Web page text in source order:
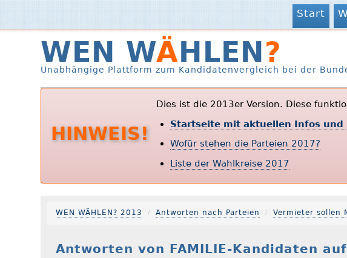
Start
WEN WÄHLEN?
Unabhängige Plattform zum Kandidatenvergleich bei der
HINWEIS!
Dies ist die 2013er Version. Diese
Startseite mit aktuellen Infos und
Wofür stehen die Parteien 2017?
Liste der Wahlkreise 2017
WEN WÄHLEN? 2013 Antworten nach Parteien Vermieter sollen
Antworten von FAMILIE-Kandidaten